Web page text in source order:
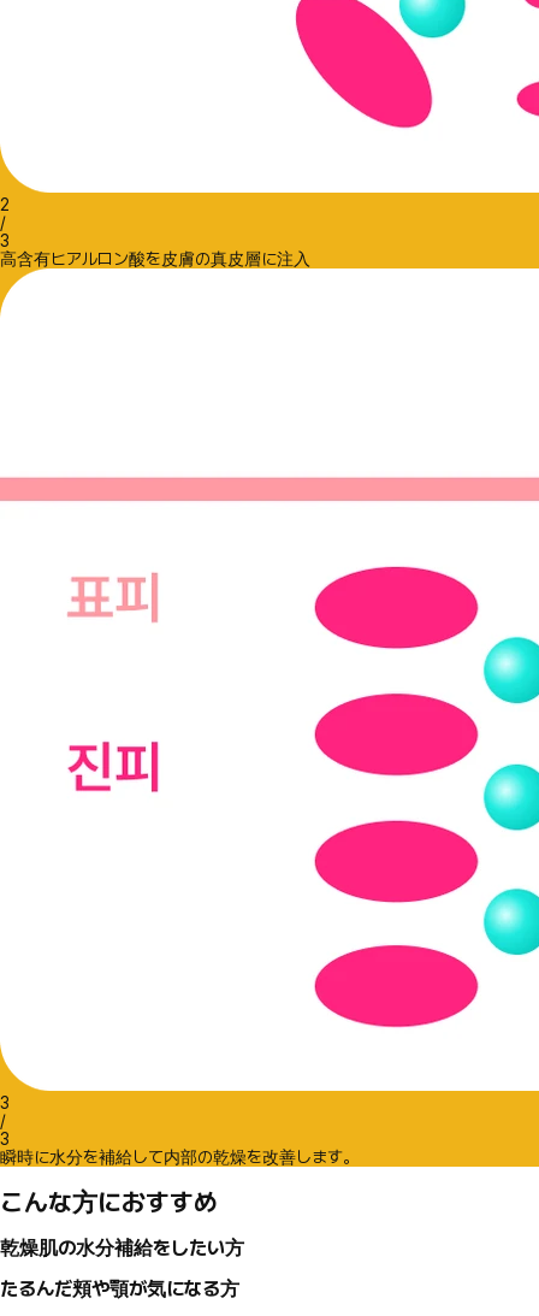
2
/
3
高含有ヒアルロン酸を皮膚の真皮層に注入
3
/
3
瞬時に水分を補給して内部の乾燥を改善します。
こんな方におすすめ
乾燥肌の水分補給をしたい方
たるんだ頬や顎が気になる方